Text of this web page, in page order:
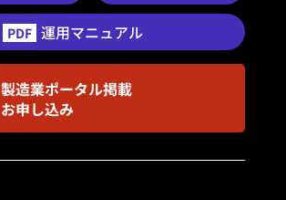
PDF 運用マニュアル
製造業ポータル掲載
お申し込み